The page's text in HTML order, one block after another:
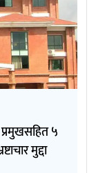
५
मुद्दा